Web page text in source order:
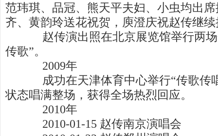
范玮琪、品冠、熊天平夫妇、小虫均出
齐、黄韵玲送花祝贺，庾澄庆祝赵传继
赵传演出照在北京展览馆举行两场
传歌”。
2009年
成功在天津体育中心举行“传歌传
状态唱满整场，获得全场热烈回应。
2010年
2010-01-15 赵传南京演唱会